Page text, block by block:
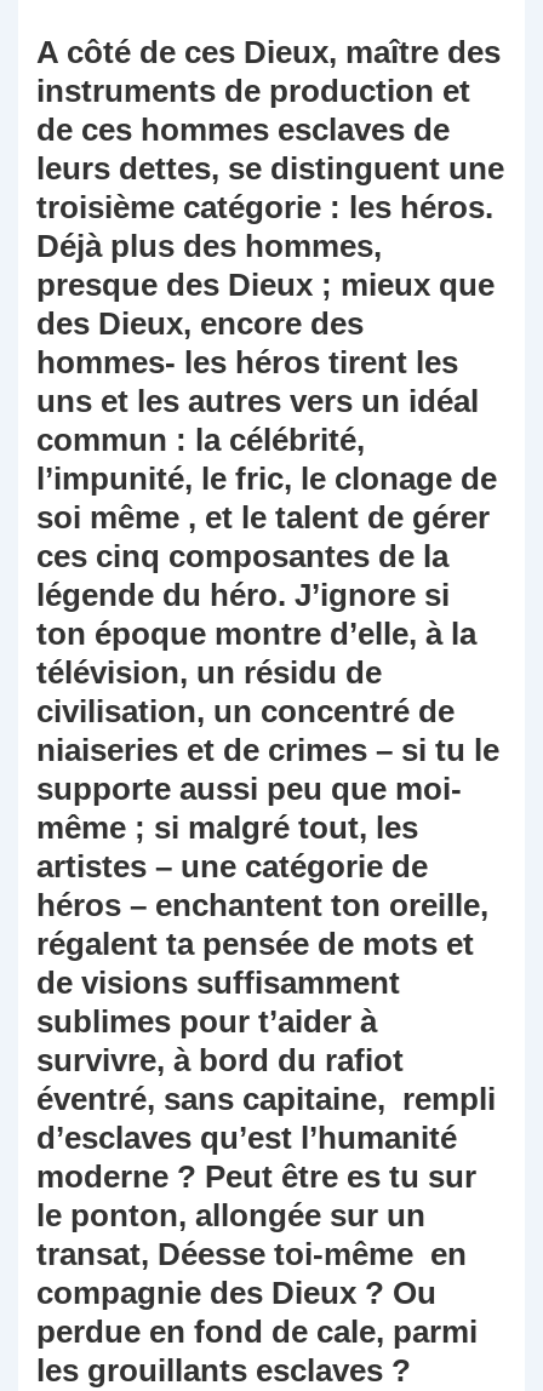
A côté de ces Dieux, maître des
instruments de production et
de ces hommes esclaves de
leurs dettes, se distinguent une
troisième catégorie : les héros.
Déjà plus des hommes,
presque des Dieux ; mieux que
des Dieux, encore des
hommes- les héros tirent les
uns et les autres vers un idéal
commun : la célébrité,
l’impunité, le fric, le clonage de
soi même , et le talent de gérer
ces cinq composantes de la
légende du héro. J’ignore si
ton époque montre d’elle, à la
télévision, un résidu de
civilisation, un concentré de
niaiseries et de crimes – si tu le
supporte aussi peu que moi-
même ; si malgré tout, les
artistes – une catégorie de
héros – enchantent ton oreille,
régalent ta pensée de mots et
de visions suffisamment
sublimes pour t’aider à
survivre, à bord du rafiot
éventré, sans capitaine, rempli
d’esclaves qu’est l’humanité
moderne ? Peut être es tu sur
le ponton, allongée sur un
transat, Déesse toi-même en
compagnie des Dieux ? Ou
perdue en fond de cale, parmi
les grouillants esclaves ?